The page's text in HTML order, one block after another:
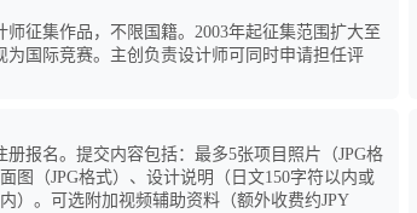
师征集作品，不限国籍。2003年起征集范围扩大至
为国际竞赛。主创负责设计师可同时申请担任评
册报名。提交内容包括：最多5张项目照片（JPG格
图（JPG格式）、设计说明（日文150字符以内或
）。可选附加视频辅助资料（额外收费约JPY